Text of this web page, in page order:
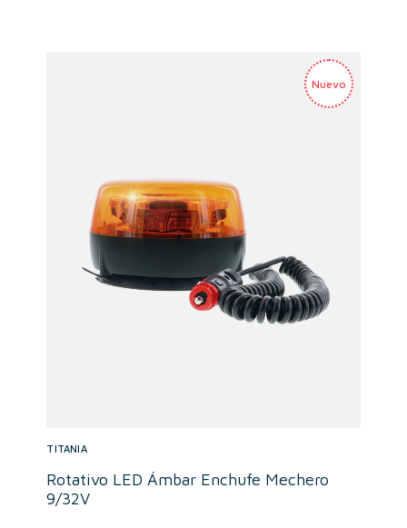
TITANIA
Rotativo LED Ámbar Enchufe Mechero
9/32V